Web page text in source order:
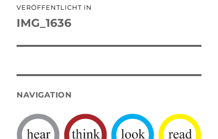
VERÖFFENTLICHT IN
IMG_1636
NAVIGATION